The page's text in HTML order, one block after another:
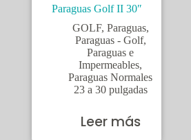
Paraguas Golf II 30″
GOLF, Paraguas,
Paraguas - Golf,
Paraguas e
Impermeables,
Paraguas Normales
23 a 30 pulgadas
Leer más